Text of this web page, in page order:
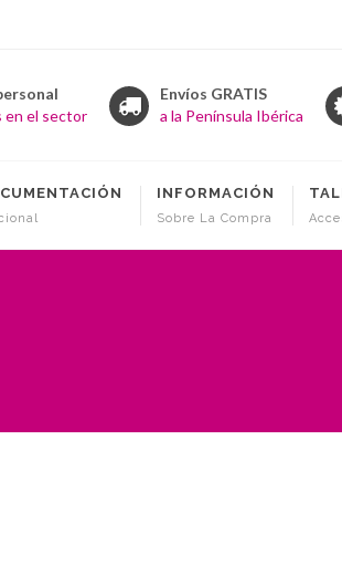
en el sector
Envíos GRATIS
a la Península Ibérica
INFORMACIÓN
Sobre La Compra